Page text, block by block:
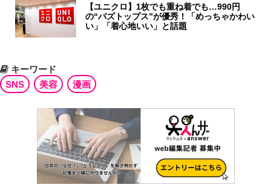
【ユニクロ】1枚でも重ね着でも…990円
の“バズトップス”が優秀！「めっちゃかわい
い」「着心地いい」と話題
キーワード
SNS
美容 漫画